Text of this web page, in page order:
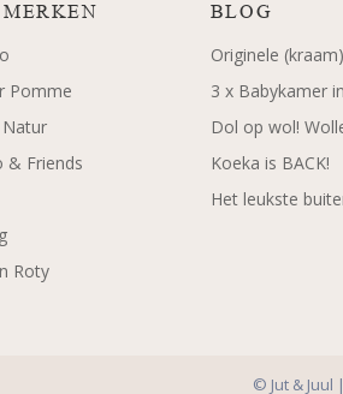
MERKEN
Pomme
Natur
& Friends
Roty
BLOG
Originele
3 x Babykamer
Dol op wol!
Koeka is BACK!
Het leukste
© Jut & Juul